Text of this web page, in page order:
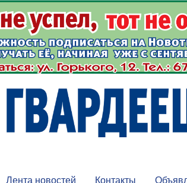
Лента новостей Контакты